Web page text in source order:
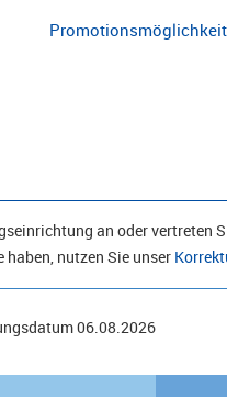
an oder vertreten
haben, nutzen Sie unser
06.08.2026